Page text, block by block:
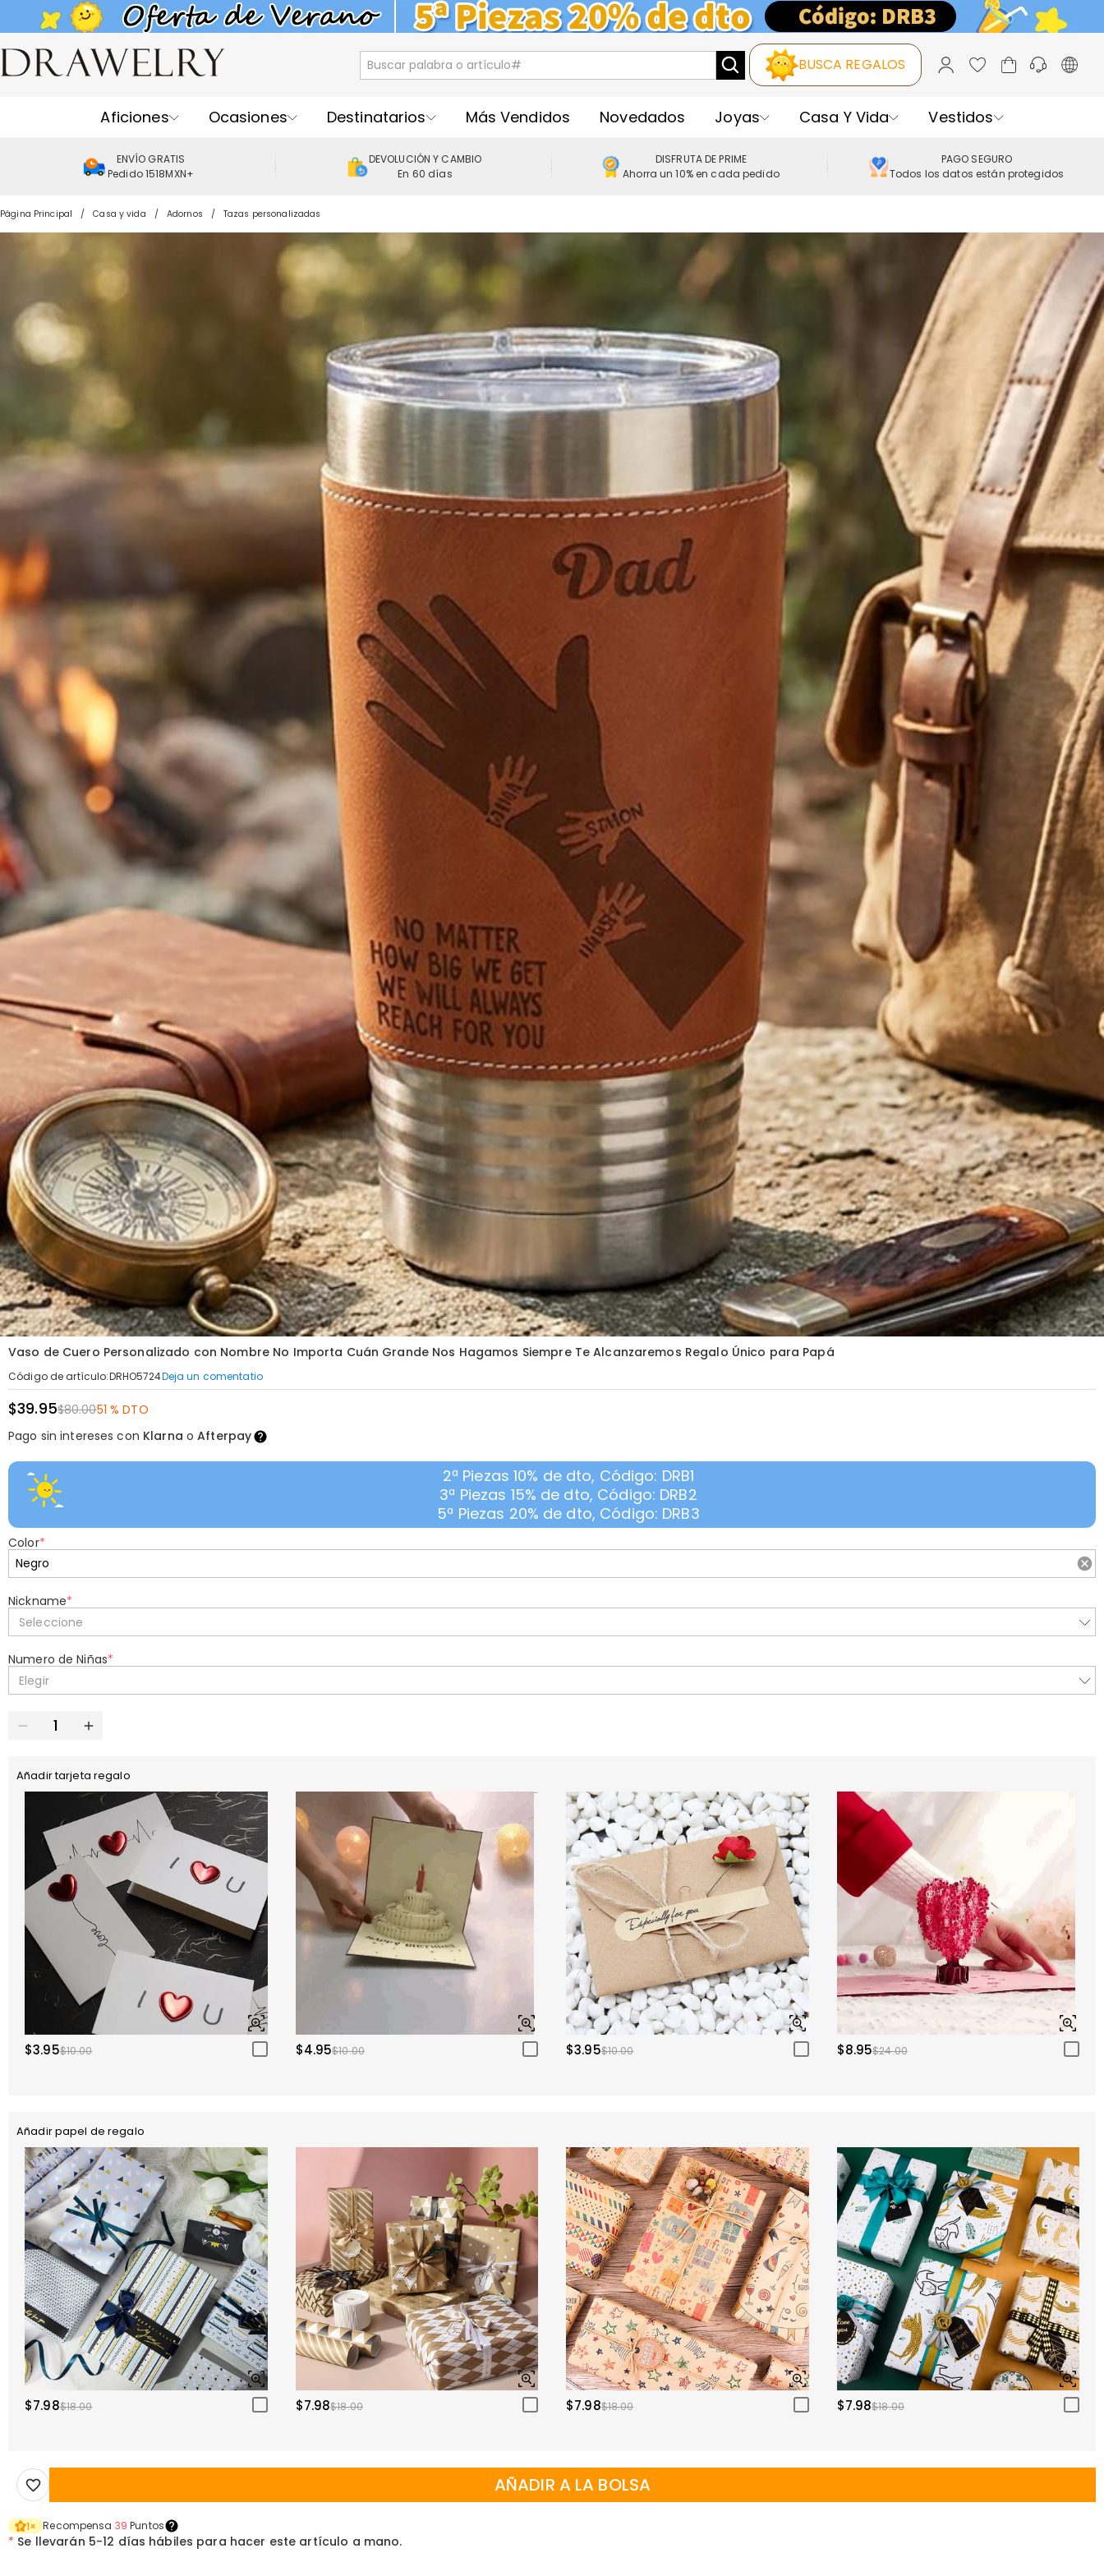
BUSCA REGALOS
Aficiones Ocasiones Destinatarios Más Vendidos Novedados Joyas Casa Y Vida Vestidos
ENVÍO GRATIS
Pedido 1518MXN+
DEVOLUCIÓN Y CAMBIO
En 60 días
DISFRUTA DE PRIME
Ahorra un 10% en cada pedido
PAGO SEGURO
Todos los datos están protegidos
Página Principal Casa y vida Adornos Tazas personalizadas
Vaso de Cuero Personalizado con Nombre No Importa Cuán Grande Nos Hagamos Siempre Te Alcanzaremos Regalo Único para Papá
Código de artículo:DRHO5724Deja un comentatio
$39.95$80.0051 % DTO
Pago sin intereses con Klarna oAfterpay
2ª Piezas 10% de dto, Código: DRB1
3ª Piezas 15% de dto, Código: DRB2
5ª Piezas 20% de dto, Código: DRB3
Color*
Nickname*
Seleccione
Numero de Niñas*
Elegir
Añadir tarjeta regalo
$3.95$10.00 $4.95$10.00 $3.95$10.00 $8.95$24.00
Añadir papel de regalo
$7.98$18.00 $7.98$18.00 $7.98$18.00 $7.98$18.00
AÑADIR A LA BOLSA
1× Recompensa 39 Puntos
* Se llevarán 5-12 días hábiles para hacer este artículo a mano.